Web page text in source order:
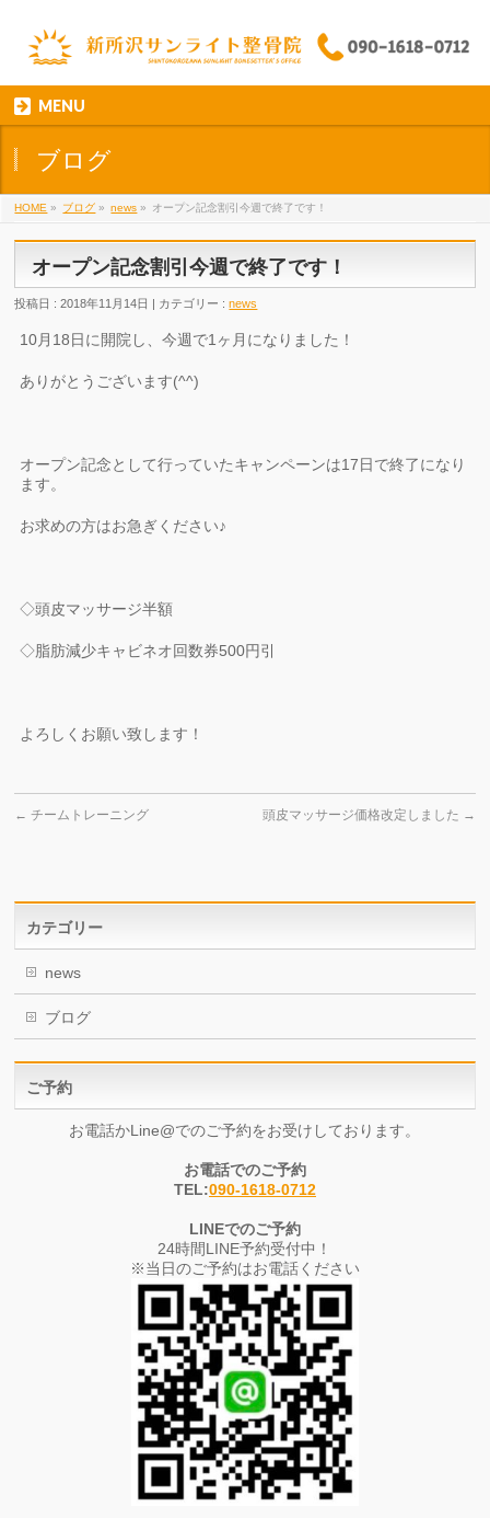
MENU
ブログ
HOME » ブログ » news » オープン記念割引今週で終了です！
オープン記念割引今週で終了です！
投稿日 : 2018年11月14日 | カテゴリー :news
10月18日に開院し、今週で1ヶ月になりました！
ありがとうございます(^^)
オープン記念として行っていたキャンペーンは17日で終了になり
ます。
お求めの方はお急ぎください♪
◇頭皮マッサージ半額
◇脂肪減少キャビネオ回数券500円引
よろしくお願い致します！
← チームトレーニング 頭皮マッサージ価格改定しました →
カテゴリー
news
ブログ
ご予約
お電話かLine@でのご予約をお受けしております。
お電話でのご予約
TEL:090-1618-0712
LINEでのご予約
24時間LINE予約受付中！
※当日のご予約はお電話ください